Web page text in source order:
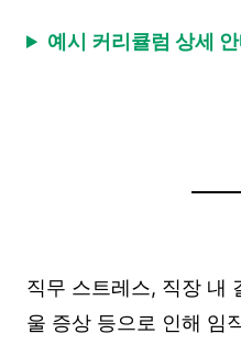
예시 커리큘럼 상세 안
직무 스트레스, 직장 내
울 증상 등으로 인해 임